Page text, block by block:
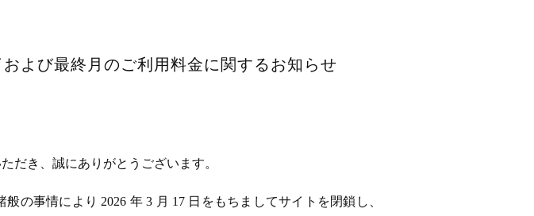
よび最終月のご利用料金に関するお知らせ
だき、誠にありがとうございます。
の事情により 2026 年 3 月 17 日をもちましてサイトを閉鎖し、